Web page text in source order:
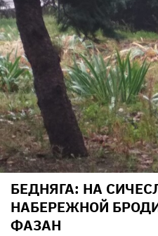
БЕДНЯГА: НА
НАБЕРЕЖНОЙ
ФАЗАН